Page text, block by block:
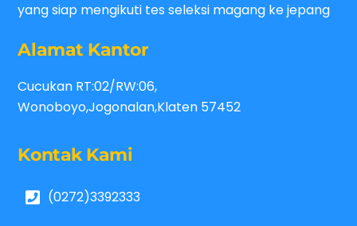
yang siap mengikuti tes seleksi magang ke jepang
Alamat Kantor
Cucukan RT:02/RW:06,
Wonoboyo,Jogonalan,Klaten 57452
Kontak Kami
(0272)3392333